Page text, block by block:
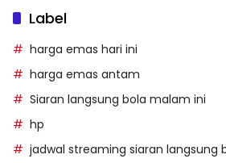
Label
harga emas hari ini
harga emas antam
Siaran langsung bola malam ini
hp
jadwal streaming siaran langsung